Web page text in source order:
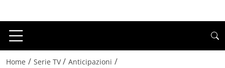
Home / Serie TV / Anticipazioni /